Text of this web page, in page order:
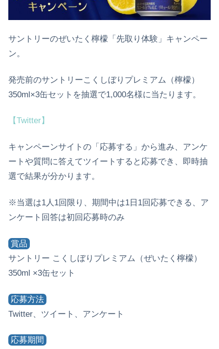
サントリーのぜいたく檸檬「先取り体験」キャンペー
ン。
発売前のサントリーこくしぼりプレミアム（檸檬）
350ml×3缶セットを抽選で1,000名様に当たります。
【Twitter】
キャンペーンサイトの「応募する」から進み、アンケ
ートや質問に答えてツイートすると応募でき、即時抽
選で結果が分かります。
※当選は1人1回限り、期間中は1日1回応募できる、ア
ンケート回答は初回応募時のみ
賞品
サントリー こくしぼりプレミアム（ぜいたく檸檬）
350ml ×3缶セット
応募方法
Twitter、ツイート、アンケート
応募期間